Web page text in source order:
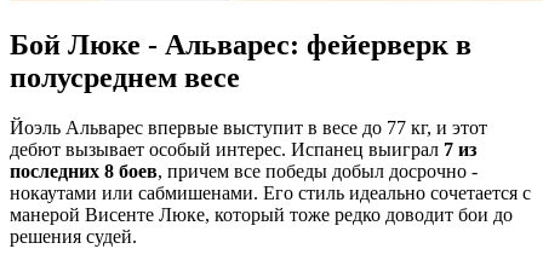
Бой Люке - Альварес: фейерверк в
полусреднем весе
Йоэль Альварес впервые выступит в весе до 77 кг, и этот
дебют вызывает особый интерес. Испанец выиграл 7 из
последних 8 боев, причем все победы добыл досрочно -
нокаутами или сабмишенами. Его стиль идеально сочетается с
манерой Висенте Люке, который тоже редко доводит бои до
решения судей.